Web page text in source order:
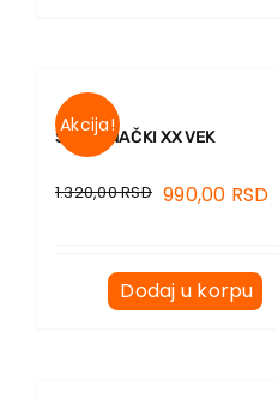
Akcija!
SLOVENAČKI XX VEK
1.320,00RSD 990,00 RSD
Dodaj u korpu